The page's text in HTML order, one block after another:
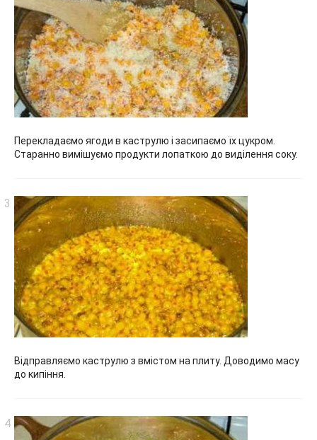
Перекладаємо ягоди в каструлю і засипаємо їх цукром.
Старанно вимішуємо продукти лопаткою до виділення соку.
Відправляємо каструлю з вмістом на плиту. Доводимо масу
до кипіння.